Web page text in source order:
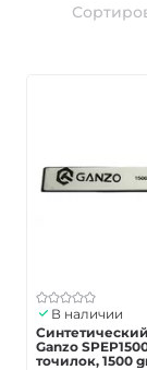
В наличии
Ganzo
точилок, 1500